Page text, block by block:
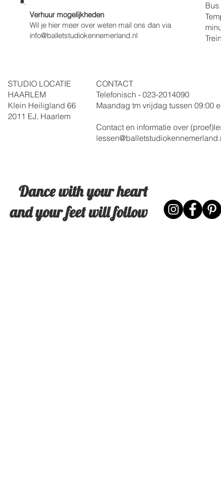
Verhuur mogelijkheden
Wil je hier meer over weten mail ons dan via
info@balletstudiokennemerland.nl
STUDIO LOCATIE
HAARLEM
Klein Heiligland 66
2011 EJ, Haarlem
CONTACT
Telefonisch - 023-2014090
Maandag tm vrijdag tussen 09:00
Contact en informatie over
Dance with your heart
and your feet will follow